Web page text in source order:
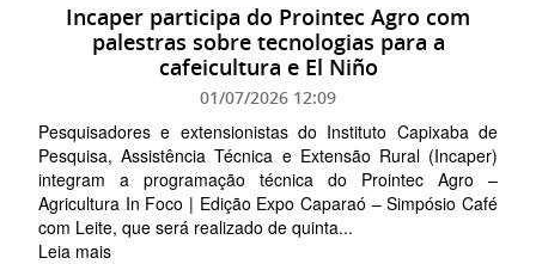
Incaper participa do Prointec Agro com
palestras sobre tecnologias para a
cafeicultura e El Niño
01/07/2026 12:09
Pesquisadores e extensionistas do Instituto Capixaba de
Pesquisa, Assistência Técnica e Extensão Rural (Incaper)
integram a programação técnica do Prointec Agro –
Agricultura In Foco | Edição Expo Caparaó – Simpósio Café
com Leite, que será realizado de quinta...
Leia mais